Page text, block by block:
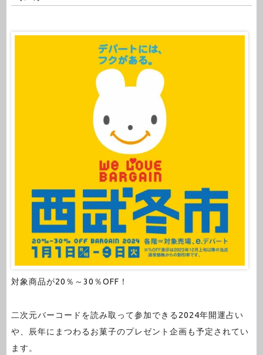
対象商品が20％～30％OFF！
二次元バーコードを読み取って参加できる2024年開運占い
や、辰年にまつわるお菓子のプレゼント企画も予定されてい
ます。